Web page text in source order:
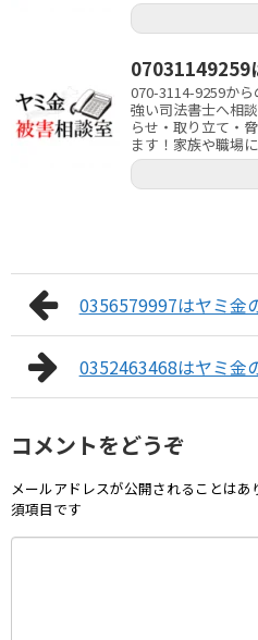
07031149259
070-3114-9259か
強い司法書士へ相
らせ・取り立て・
ます！家族や職場
0356579997はヤミ金
0352463468はヤミ金
コメントをどうぞ
メールアドレスが公開されることはあ
須項目です